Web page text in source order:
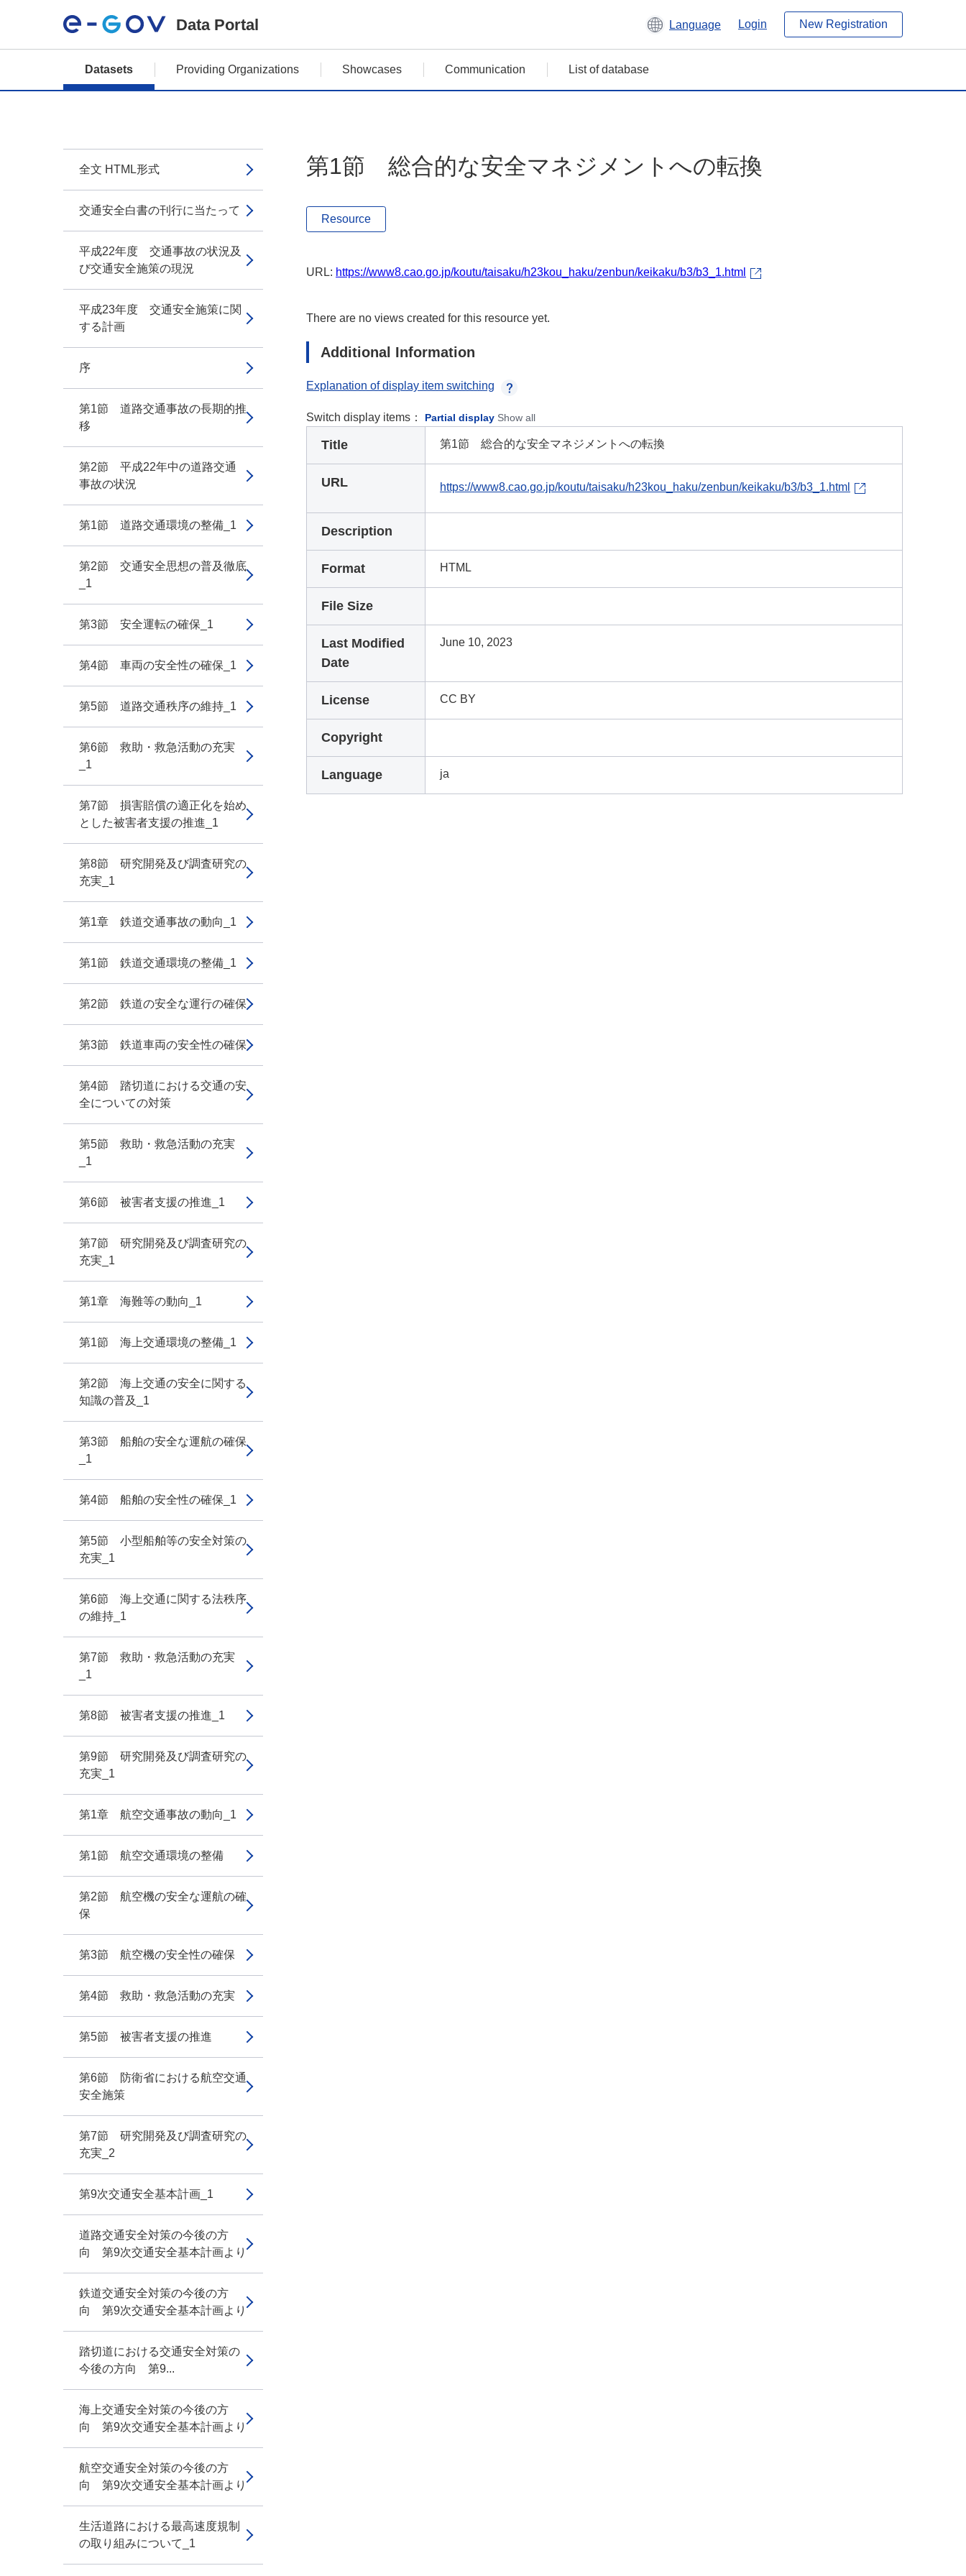
Data Portal Language Login New Registration
Datasets Providing Organizations Showcases Communication List of database
全文 HTML形式
交通安全白書の刊行に当たって
平成22年度 交通事故の状況及
び交通安全施策の現況
平成23年度 交通安全施策に関
する計画
序
第1節 道路交通事故の長期的推
移
第2節 平成22年中の道路交通
事故の状況
第1節 道路交通環境の整備_1
第2節 交通安全思想の普及徹底
_1
第3節 安全運転の確保_1
第4節 車両の安全性の確保_1
第5節 道路交通秩序の維持_1
第6節 救助・救急活動の充実
_1
第7節 損害賠償の適正化を始め
とした被害者支援の推進_1
第8節 研究開発及び調査研究の
充実_1
第1章 鉄道交通事故の動向_1
第1節 鉄道交通環境の整備_1
第2節 鉄道の安全な運行の確保
第3節 鉄道車両の安全性の確保
第4節 踏切道における交通の安
全についての対策
第5節 救助・救急活動の充実
_1
第6節 被害者支援の推進_1
第7節 研究開発及び調査研究の
充実_1
第1章 海難等の動向_1
第1節 海上交通環境の整備_1
第2節 海上交通の安全に関する
知識の普及_1
第3節 船舶の安全な運航の確保
_1
第4節 船舶の安全性の確保_1
第5節 小型船舶等の安全対策の
充実_1
第6節 海上交通に関する法秩序
の維持_1
第7節 救助・救急活動の充実
_1
第8節 被害者支援の推進_1
第9節 研究開発及び調査研究の
充実_1
第1章 航空交通事故の動向_1
第1節 航空交通環境の整備
第2節 航空機の安全な運航の確
保
第3節 航空機の安全性の確保
第4節 救助・救急活動の充実
第5節 被害者支援の推進
第6節 防衛省における航空交通
安全施策
第7節 研究開発及び調査研究の
充実_2
第9次交通安全基本計画_1
道路交通安全対策の今後の方
向 第9次交通安全基本計画より
鉄道交通安全対策の今後の方
向 第9次交通安全基本計画より
踏切道における交通安全対策の
今後の方向 第9...
海上交通安全対策の今後の方
向 第9次交通安全基本計画より
航空交通安全対策の今後の方
向 第9次交通安全基本計画より
生活道路における最高速度規制
の取り組みについて_1
第1節 総合的な安全マネジメントへの転換
Resource
URL: https://www8.cao.go.jp/koutu/taisaku/h23kou_haku/zenbun/keikaku/b3/b3_1.html
There are no views created for this resource yet.
Additional Information
Explanation of display item switching
Switch display items： Partial display Show all
Title 第1節 総合的な安全マネジメントへの転換
URL https://www8.cao.go.jp/koutu/taisaku/h23kou_haku/zenbun/keikaku/b3/b3_1.html
Description
Format HTML
File Size
Last Modified
Date
June 10, 2023
License CC BY
Copyright
Language ja